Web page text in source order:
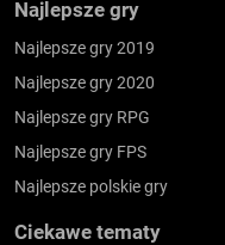
Najlepsze gry
Najlepsze gry 2019
Najlepsze gry 2020
Najlepsze gry RPG
Najlepsze gry FPS
Najlepsze polskie gry
Ciekawe tematy